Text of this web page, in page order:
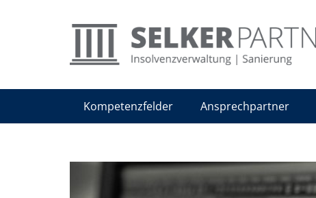
Kompetenzfelder Ansprechpartner